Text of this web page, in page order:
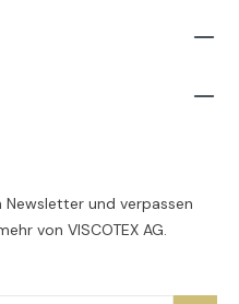
und verpassen
von VISCOTEX AG.